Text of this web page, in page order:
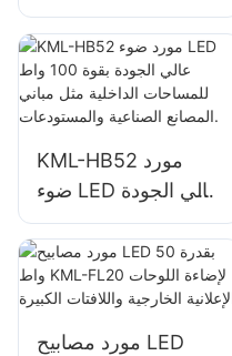
100W للإضاءة الداخلية
في المصانع
والمستودعات وما إلى
ذلك.
KML-HB52 مورد
ضوء LED عالي الجودة
بقوة 100 واط
للمساحات الداخلية
مثل مباني المصانع
الصناعية
والمستودعات. مورد مصابيح LED